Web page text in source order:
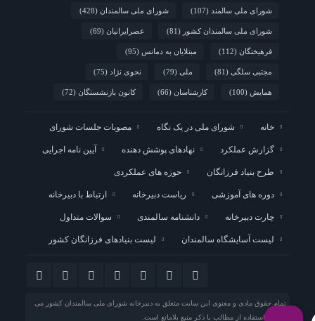
شورای ملی سالمند (107) شورای ملی سالمندان (428)
شورای ملی سالمندان کشور (81) عصرایرانیان (69)
فرهیختگان (112) مبتلایان به دمانس (95)
مجتبی سلگی (81) ملی (79) نحوی نژاد (75)
همایش (100) کارشناسان (66) کانون بازنشستگان (72)
خانه شورای ملی در یک نگاه مصوبات جلسات شورای
گزارش عملکرد نهادهای پوشش دهنده آیین نامه اجرایی
طرح بنیاد فرزانگان حوزه های عملکردی
دوره های آموزشی ریاست دبیرخانه ارتباط با دبیرخانه
چارت دبیرخانه دانشنامه سالمندی سوالات متداول
لیست آسایشگاه سالمندان لیست بنیادهای فرزانگان کشور
تمام حقوق مادی و معنوی این سایت متعلق به دبیرخانه شورای ملی سالمندان کشور می
باشد و استفاده از مطالب با ذکر منبع بلامانع است.